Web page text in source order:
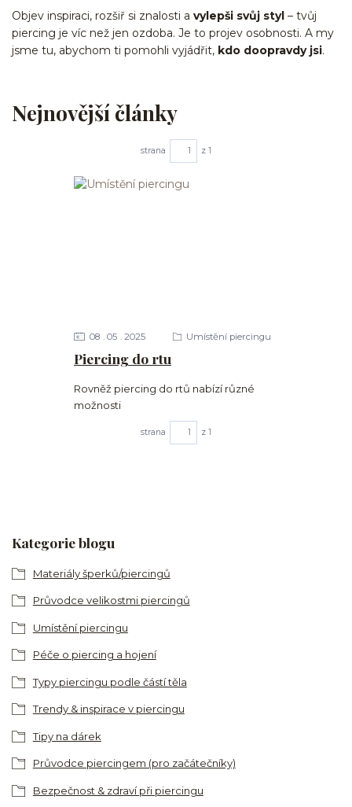
Kategorie blogu
Materiály šperků/piercingů
Průvodce velikostmi piercingů
Umístění piercingu
Péče o piercing a hojení
Typy piercingu podle částí těla
Trendy & inspirace v piercingu
Tipy na dárek
Průvodce piercingem (pro začátečníky)
Bezpečnost & zdraví při piercingu
Objev inspiraci, rozšiř si znalosti a vylepši svůj styl – tvůj
piercing je víc než jen ozdoba. Je to projev osobnosti. A my
jsme tu, abychom ti pomohli vyjádřit, kdo doopravdy jsi.
Nejnovější články
strana z 1
Piercing do rtu
08 05 2025 Umístění piercingu
Rovněž piercing do rtů nabízí různé
možnosti
strana z 1